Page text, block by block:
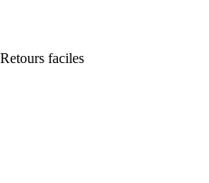
Retours faciles